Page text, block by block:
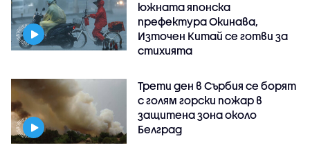
южната японска
префектура Окинава,
Източен Китай се готви за
стихията
Трети ден в Сърбия се борят
с голям горски пожар в
защитена зона около
Белград